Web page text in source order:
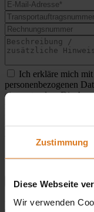
Zustimmung
Diese Webseite
Wir verwenden
Ich erkläre mich
personenbezogenen
einverstanden. Die
verlangen. Der
SolidCargo Group Sp.
Piłsudskiego 115 lok. 8,
Absenden
welche Angelegenheit